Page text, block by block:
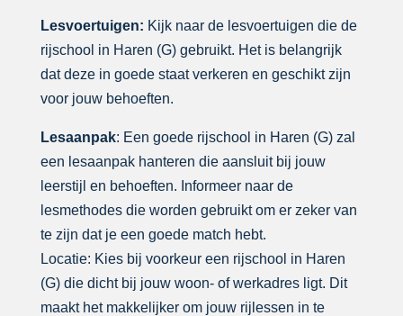
Lesvoertuigen: Kijk naar de lesvoertuigen die de
rijschool in Haren (G) gebruikt. Het is belangrijk
dat deze in goede staat verkeren en geschikt zijn
voor jouw behoeften.
Lesaanpak: Een goede rijschool in Haren (G) zal
een lesaanpak hanteren die aansluit bij jouw
leerstijl en behoeften. Informeer naar de
lesmethodes die worden gebruikt om er zeker van
te zijn dat je een goede match hebt.
Locatie: Kies bij voorkeur een rijschool in Haren
(G) die dicht bij jouw woon- of werkadres ligt. Dit
maakt het makkelijker om jouw rijlessen in te